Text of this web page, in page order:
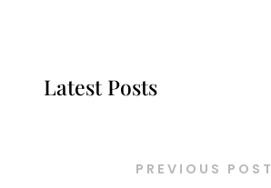
Latest Posts
PREVIOUS POST